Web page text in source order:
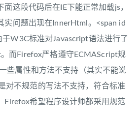
这段代码后在IE下能正常加载js，
实问题出现在InnerHtml。<span id
W3C标准对Javascript语法进行了
而Firefox严格遵守ECMAScript规
些属性和方法不支持（其实不能说
对不规范的写法不支持，符合标准
Firefox希望程序设计师都采用规范